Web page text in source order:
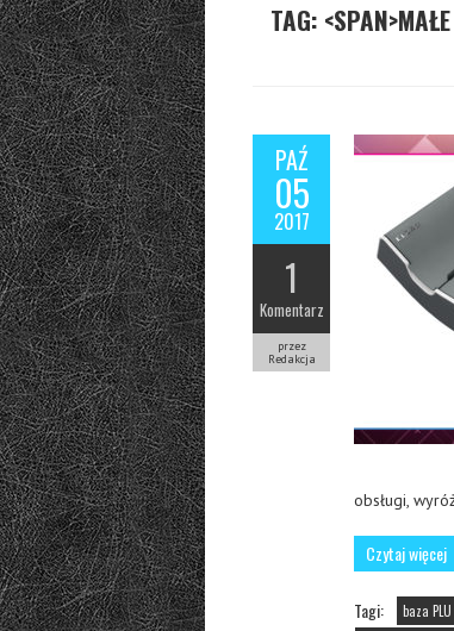
TAG:
PAŹ
05
2017
1
Komentarz
przez
Redakcja
obsługi,
Czytaj więcej
Tagi: baza PLU